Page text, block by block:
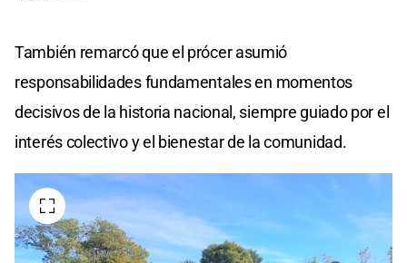
También remarcó que el prócer asumió
responsabilidades fundamentales en momentos
decisivos de la historia nacional, siempre guiado por el
interés colectivo y el bienestar de la comunidad.